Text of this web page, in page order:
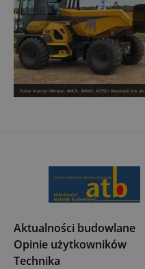
Pokaz maszyn Mecalac: 8MCR, 9MWR, AS750 i Revotrack 9 w
Aktualności budowlane
Opinie użytkowników
Technika